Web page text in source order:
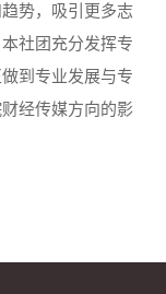
势，吸引更多志
社团充分发挥专
到专业发展与专
经传媒方向的影